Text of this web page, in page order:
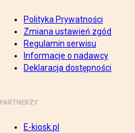
Polityka Prywatności
Zmiana ustawień zgód
Regulamin serwisu
Informacje o nadawcy
Deklaracja dostępności
PARTNERZY
E-kiosk.pl